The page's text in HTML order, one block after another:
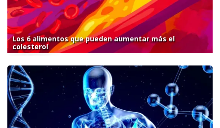
Los 6 alimentos que pueden aumentar más el
colesterol